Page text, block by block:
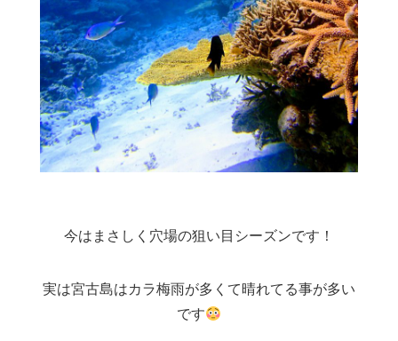
今はまさしく穴場の狙い目シーズンです！
実は宮古島はカラ梅雨が多くて晴れてる事が多い
です